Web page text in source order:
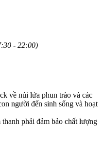
- 22:00)
về núi lửa phun trào và các
người đến sinh sống và hoạt
phải đảm bảo chất lượng